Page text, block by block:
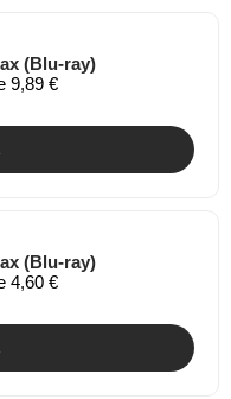
(Blu-ray)
9,89 €
(Blu-ray)
4,60 €